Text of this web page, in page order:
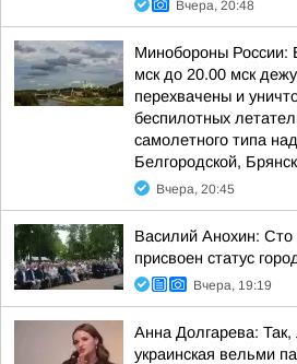
Вчера, 20:48
Минобороны России:
мск до 20.00 мск
перехвачены и
беспилотных
самолетного типа
Белгородской,
Вчера, 20:45
Василий Анохин:
присвоен статус
Вчера, 19:19
Анна Долгарева: Так,
украинская вельми